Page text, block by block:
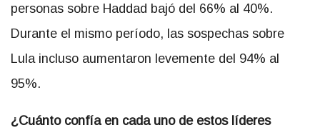
personas sobre Haddad bajó del 66% al 40%.
Durante el mismo período, las sospechas sobre
Lula incluso aumentaron levemente del 94% al
95%.
¿Cuánto confía en cada uno de estos líderes